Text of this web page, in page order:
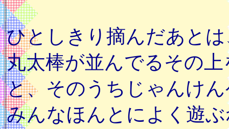
ひとしきり摘んだあと
丸太棒が並んでるその
と、そのうちじゃんけ
みんなほんとによく遊